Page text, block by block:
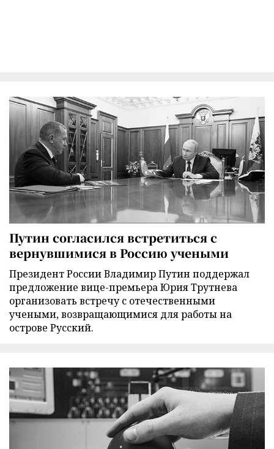
Путин согласился встретиться с
вернувшимися в Россию учеными
Президент России Владимир Путин поддержал
предложение вице-премьера Юрия Трутнева
организовать встречу с отечественными
учеными, возвращающимися для работы на
острове Русский.